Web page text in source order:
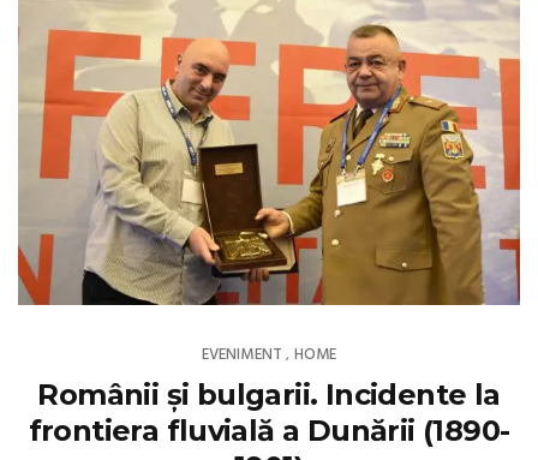
EVENIMENT , HOME
Românii și bulgarii. Incidente la
frontiera fluvială a Dunării (1890-